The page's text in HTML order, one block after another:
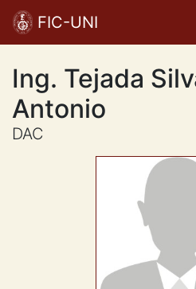
FIC-UNI
Ing. Tejada
Antonio
DAC